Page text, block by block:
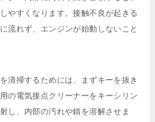
やすくなります。接触不良が起きる
流れず、エンジンが始動しないこと
清掃するためには、まずキーを抜き
の電気接点クリーナーをキーシリン
し、内部の汚れや錆を溶解させま